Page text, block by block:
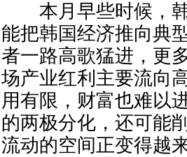
本月早些时候，韩
能把韩国经济推向典
者一路高歌猛进，更
场产业红利主要流向
用有限，财富也难以
的两极分化，还可能
流动的空间正变得越